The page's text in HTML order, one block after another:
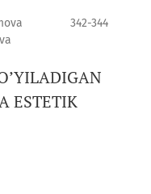
342-344
ESTETIK